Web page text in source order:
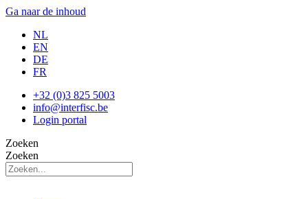
Ga naar de inhoud
NL
EN
DE
FR
+32 (0)3 825 5003
info@interfisc.be
Login portal
Zoeken
Zoeken